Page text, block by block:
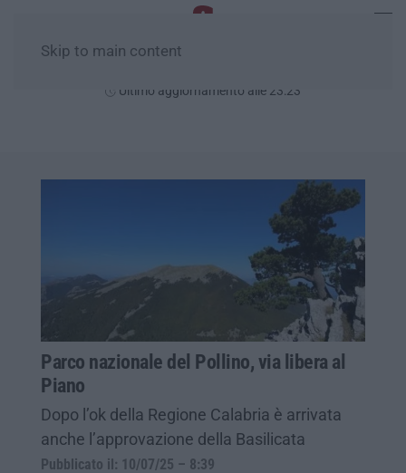
Skip to main content
Ultimo aggiornamento alle 23:23
Parco nazionale del Pollino, via libera al
Piano
Dopo l’ok della Regione Calabria è arrivata
anche l’approvazione della Basilicata
Pubblicato il: 10/07/25 – 8:39